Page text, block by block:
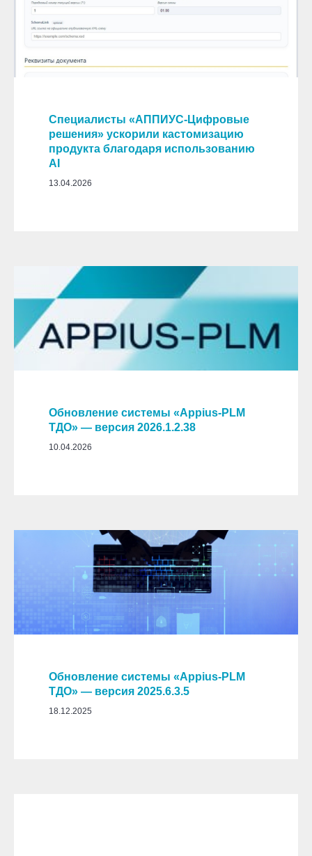
Специалисты «АППИУС-Цифровые
решения» ускорили кастомизацию
продукта благодаря использованию
AI
13.04.2026
Обновление системы «Appius-PLM
ТДО» — версия 2026.1.2.38
10.04.2026
Обновление системы «Appius-PLM
ТДО» — версия 2025.6.3.5
18.12.2025